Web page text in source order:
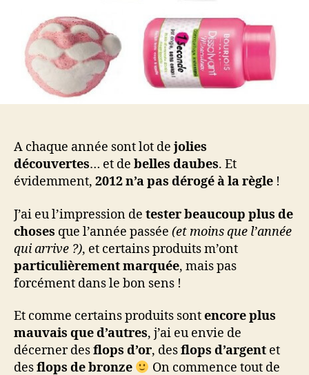
A chaque année sont lot de jolies
découvertes… et de belles daubes. Et
évidemment, 2012 n’a pas dérogé à la règle !
J’ai eu l’impression de tester beaucoup plus de
choses que l’année passée (et moins que l’année
qui arrive ?), et certains produits m’ont
particulièrement marquée, mais pas
forcément dans le bon sens !
Et comme certains produits sontencore plus
mauvais que d’autres, j’ai eu envie de
décerner desflops d’or, desflops d’argent et
desflops de bronze
On commence tout de